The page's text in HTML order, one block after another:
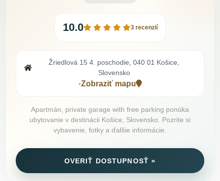
10.0 3 recenzií
Žriedlová 15 4. poschodie, 040 01 Košice,
Slovensko
•Zobraziť mapu
Apartmán, private garage with free parking ponúka
ubytovanie v destinácii Košice, Slovensko. Pozrite si
vybavenie, fotky a ďalšie informácie.
OVERIŤ DOSTUPNOSŤ »